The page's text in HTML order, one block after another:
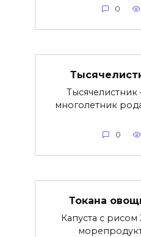
0
Тысячелистник
многолетник
0
Токана
Капуста с